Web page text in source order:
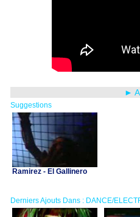
►
Suggestions
Ramirez - El Gallinero
Derniers Ajouts Dans : DANCE/